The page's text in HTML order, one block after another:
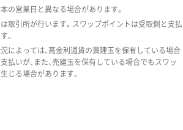
の営業日と異なる場合があります。
取引所が行います。スワップポイントは受取側と支払
。
によっては、高金利通貨の買建玉を保有している場合
払いが、また、売建玉を保有している場合でもスワッ
じる場合があります。